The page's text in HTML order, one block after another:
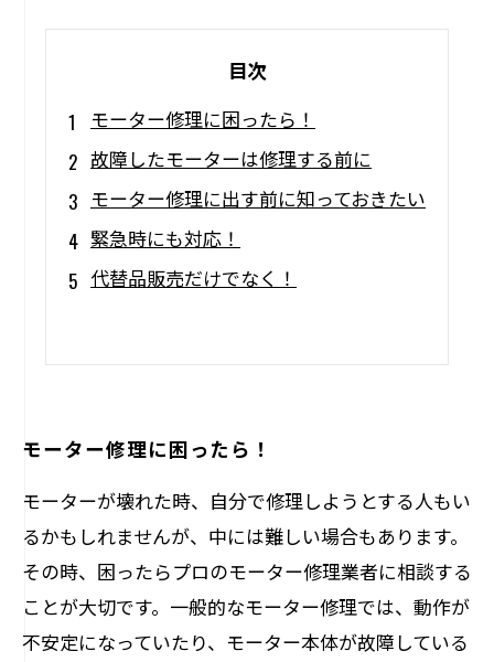
目次
モーター修理に困ったら！
故障したモーターは修理する前に
モーター修理に出す前に知っておきたい
緊急時にも対応！
代替品販売だけでなく！
モーター修理に困ったら！
モーターが壊れた時、自分で修理しようとする人もい
るかもしれませんが、中には難しい場合もあります。
その時、困ったらプロのモーター修理業者に相談する
ことが大切です。一般的なモーター修理では、動作が
不安定になっていたり、モーター本体が故障している